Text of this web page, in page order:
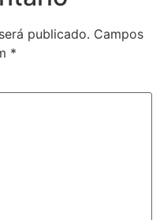
publicado. Campos
*